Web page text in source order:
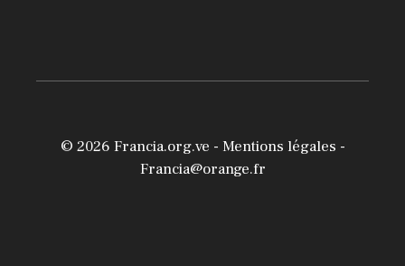
© 2026 Francia.org.ve - Mentions légales -
Francia@orange.fr